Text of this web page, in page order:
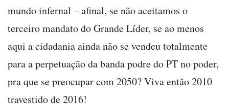
mundo infernal – afinal, se não aceitamos o
terceiro mandato do Grande Líder, se ao menos
aqui a cidadania ainda não se vendeu totalmente
para a perpetuação da banda podre do PT no poder,
pra que se preocupar com 2050? Viva então 2010
travestido de 2016!